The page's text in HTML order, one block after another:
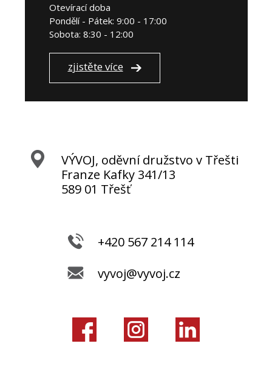
Otevírací doba
Pondělí - Pátek: 9:00 - 17:00
Sobota: 8:30 - 12:00
zjistěte více
VÝVOJ, oděvní družstvo v Třešti
Franze Kafky 341/13
589 01 Třešť
+420 567 214 114
vyvoj@vyvoj.cz